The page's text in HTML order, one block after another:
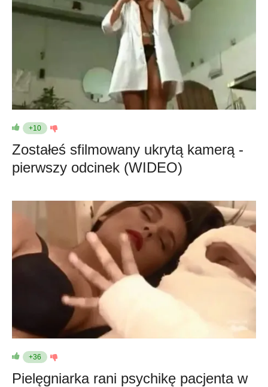
+10
Zostałeś sfilmowany ukrytą kamerą -
pierwszy odcinek (WIDEO)
+36
Pielęgniarka rani psychikę pacjenta w